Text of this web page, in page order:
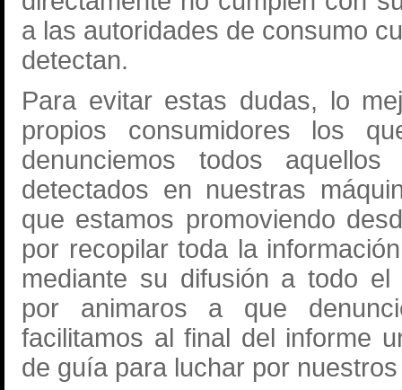
a las autoridades de consumo
detectan.
Para evitar estas dudas, lo
propios consumidores los
denunciemos todos
detectados en nuestras
que estamos promoviendo
por recopilar toda la
mediante su difusión a todo el
por animaros a que
facilitamos al final del informe
de guía para luchar por